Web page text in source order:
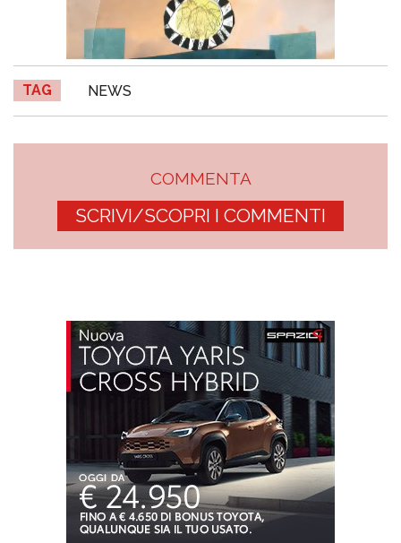
TAG NEWS
COMMENTA
SCRIVI/SCOPRI I COMMENTI